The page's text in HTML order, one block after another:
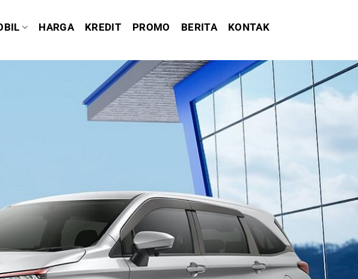
HARGA KREDIT PROMO BERITA KONTAK